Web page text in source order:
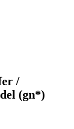
/
(gn*)